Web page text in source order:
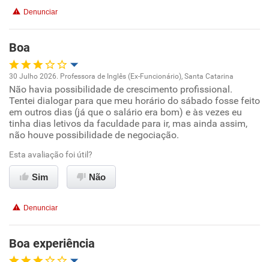
Denunciar
Boa
Oportunidade de promoção
Ambiente de trabalho
Conciliação com a vida familiar
Benefícios
Não recomenda esta empresa
30 Julho 2026. Professora de Inglês (Ex-Funcionário), Santa Catarina
Não havia possibilidade de crescimento profissional.
Tentei dialogar para que meu horário do sábado fosse feito
em outros dias (já que o salário era bom) e às vezes eu
tinha dias letivos da faculdade para ir, mas ainda assim,
não houve possibilidade de negociação.
Esta avaliação foi útil?
Sim Não
Denunciar
Boa experiência